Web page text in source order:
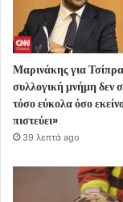
Μαρινάκης για
συλλογική μνήμη δεν
τόσο εύκολα όσο
πιστεύει»
39 λεπτά ago